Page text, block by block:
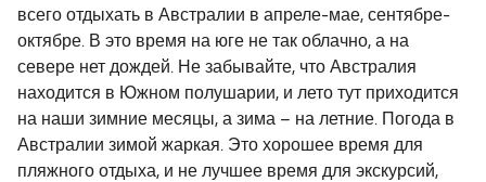
всего отдыхать в Австралии в апреле-мае, сентябре-
октябре. В это время на юге не так облачно, а на
севере нет дождей. Не забывайте, что Австралия
находится в Южном полушарии, и лето тут приходится
на наши зимние месяцы, а зима – на летние. Погода в
Австралии зимой жаркая. Это хорошее время для
пляжного отдыха, и не лучшее время для экскурсий,